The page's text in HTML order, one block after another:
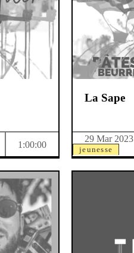
1:00:00 jeunesse
La Sape
29 Mar 2023